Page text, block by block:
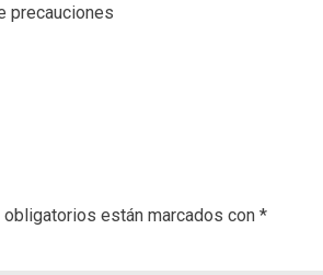
precauciones
obligatorios están marcados con *